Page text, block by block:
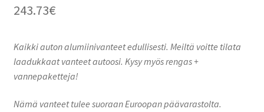
243.73€
Kaikki auton alumiinivanteet edullisesti. Meiltä voitte tilata
laadukkaat vanteet autoosi. Kysy myös rengas +
vannepaketteja!
Nämä vanteet tulee suoraan Euroopan päävarastolta.